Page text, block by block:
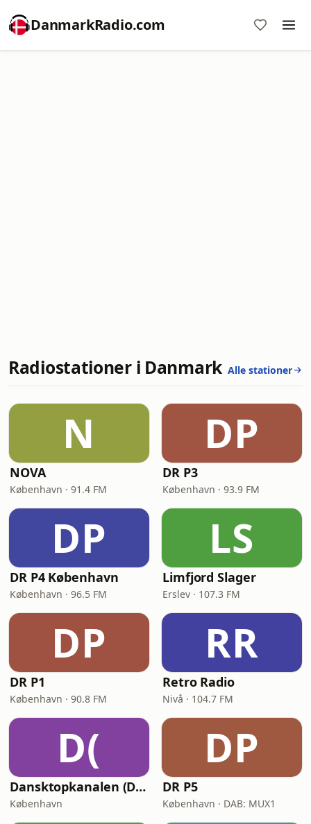
DanmarkRadio.com
Radiostationer i Danmark Alle stationer
N
NOVA
København · 91.4 FM
DP
DR P3
København · 93.9 FM
DP
DR P4 København
København · 96.5 FM
LS
Limfjord Slager
Erslev · 107.3 FM
DP
DR P1
København · 90.8 FM
RR
Retro Radio
Nivå · 104.7 FM
D(
Dansktopkanalen (DK4 Dansktop)
København
DP
DR P5
København · DAB: MUX1